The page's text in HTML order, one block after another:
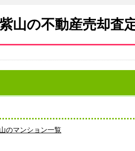
山の不動産売却査
のマンション一覧